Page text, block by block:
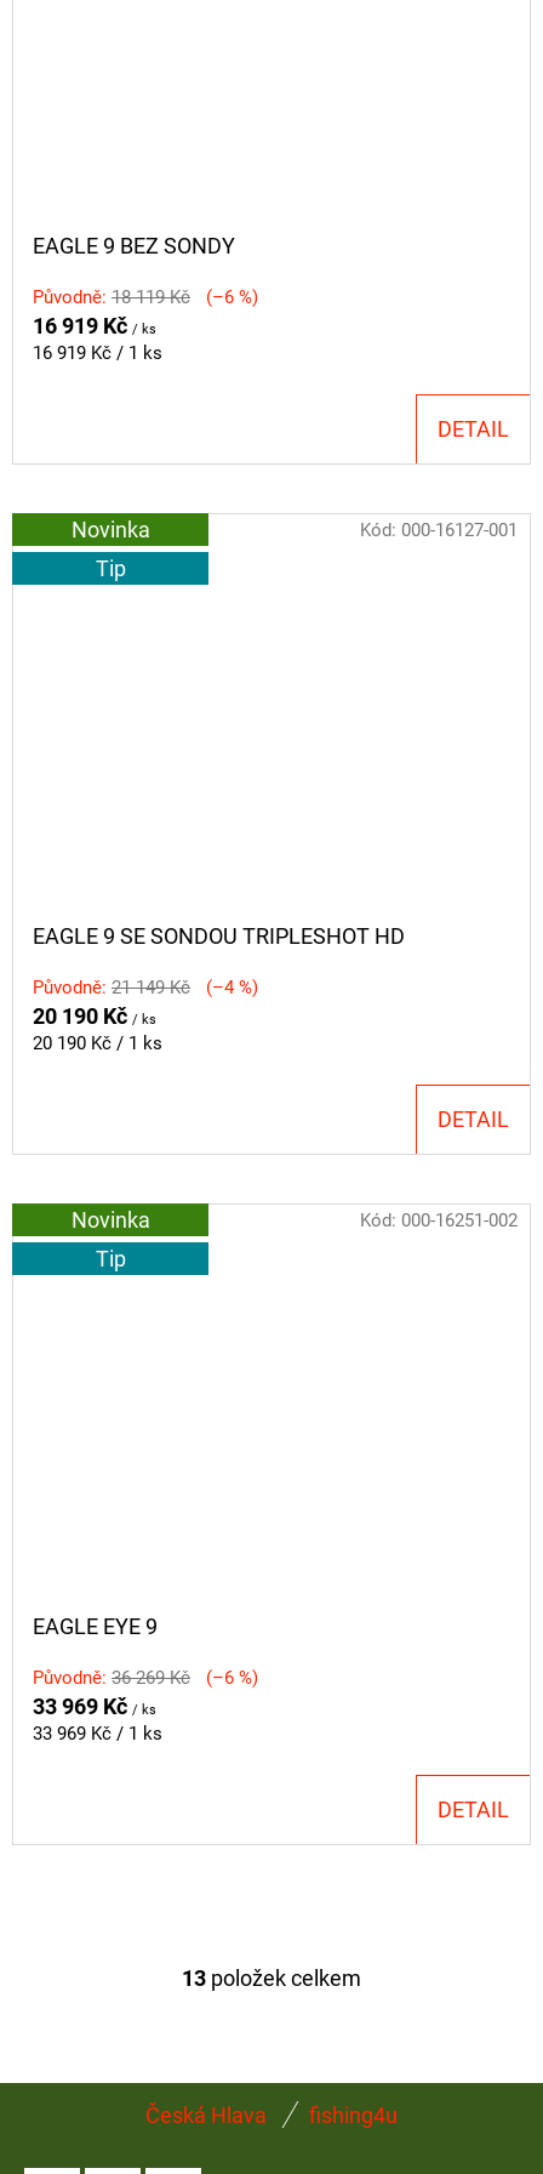
EAGLE 9 BEZ SONDY
Původně: 18 119 Kč (–6 %)
16 919 Kč / ks
Měrná
16 919 Kč / 1 ks
DETAIL
Novinka
Tip
EAGLE 9 SE SONDOU TRIPLESHOT HD
Původně: 21 149 Kč (–4 %)
20 190 Kč / ks
Měrná
20 190 Kč / 1 ks
DETAIL
Kód: 000-16127-001
Novinka
Tip
EAGLE EYE 9
Původně: 36 269 Kč (–6 %)
33 969 Kč / ks
Měrná
33 969 Kč / 1 ks
DETAIL
Kód: 000-16251-002
O
Á
D
13 položek celkem
Česká Hlava fishing4u